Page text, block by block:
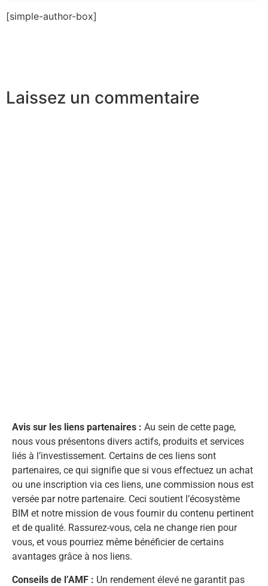
[simple-author-box]
Laissez un commentaire
Avis sur les liens partenaires : Au sein de cette page,
nous vous présentons divers actifs, produits et services
liés à l’investissement. Certains de ces liens sont
partenaires, ce qui signifie que si vous effectuez un achat
ou une inscription via ces liens, une commission nous est
versée par notre partenaire. Ceci soutient l’écosystème
BIM et notre mission de vous fournir du contenu pertinent
et de qualité. Rassurez-vous, cela ne change rien pour
vous, et vous pourriez même bénéficier de certains
avantages grâce à nos liens.
Conseils de l’AMF : Un rendement élevé ne garantit pas